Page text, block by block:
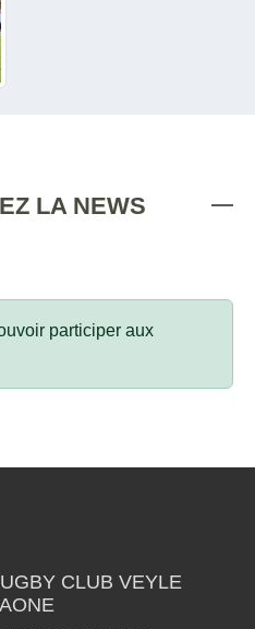
LA NEWS
participer aux
CLUB VEYLE